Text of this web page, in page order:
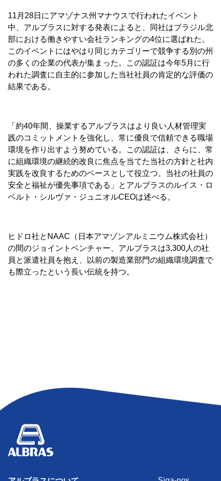
11月28日にアマゾナス州マナウスで行われたイベント
中、アルブラスに対する発表によると、同社はブラジル北
部における働きやすい会社ランキングの4位に選ばれた。
このイベントにはやはり同じカテゴリーで競争する別の州
の多くの企業の代表が集まった。この認証は今年5月に行
われた調査に自主的に参加した当社社員の肯定的な評価の
結果である。
「約40年間、操業するアルブラスはより良い人材管理実
践のコミットメントを強化し、常に優良で信頼できる職場
環境を作り出すよう努めている。この認証は、さらに、常
に組織環境の継続的改良に焦点を当てた当社の方針と社内
実践を改良するためのベースとして役立つ。当社の社員の
安全と福祉が優先事項である」とアルブラスのルイス・ロ
ベルト・シルヴァ・ジュニオルCEOは述べる。
ヒドロ社とNAAC（日本アマゾンアルミニウム株式会社）
の間のジョイントベンチャー、アルブラスは3,300人の社
員と派遣社員を抱え、以前の製造業部門の組織環境調査で
も際立ったという長い伝統を持つ。